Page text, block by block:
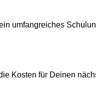
umfangreiches
Kosten für Deinen